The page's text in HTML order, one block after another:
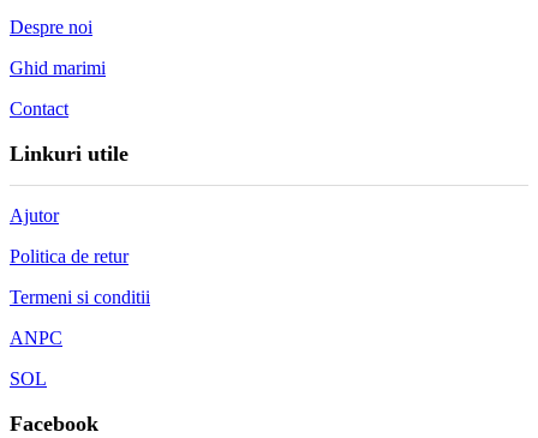
Despre noi
Ghid marimi
Contact
Linkuri utile
Ajutor
Politica de retur
Termeni si conditii
ANPC
SOL
Facebook